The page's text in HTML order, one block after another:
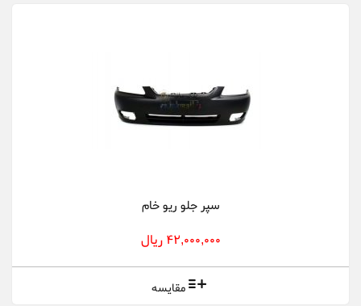
سپر جلو ریو خام
42,000,000 ریال
مقایسه